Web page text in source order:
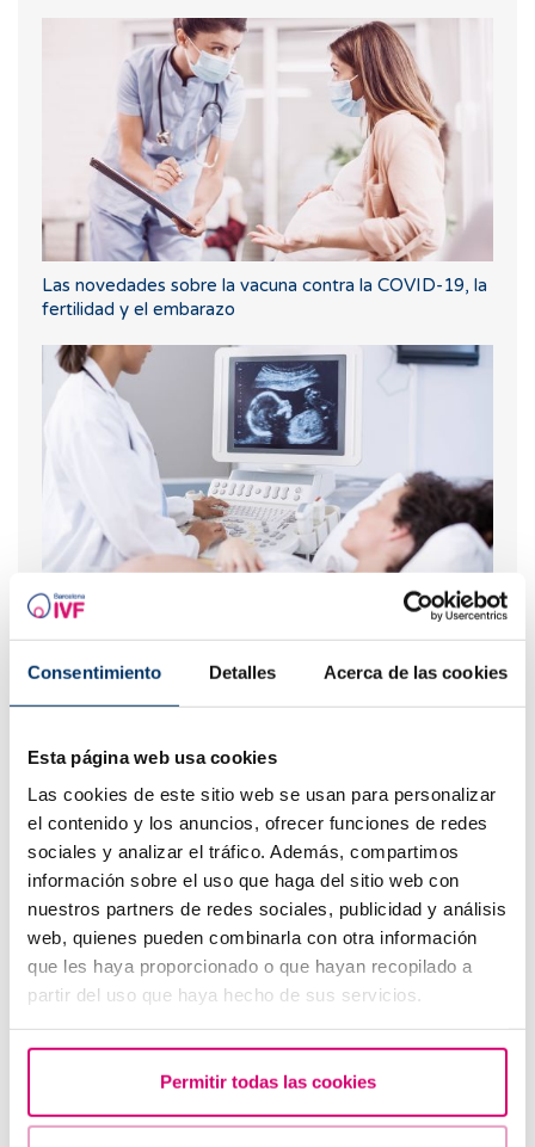
Consentimiento Detalles Acerca de las cookies
Esta página web usa cookies
Las cookies de este sitio web se usan para personalizar
el contenido y los anuncios, ofrecer funciones de redes
sociales y analizar el tráfico. Además, compartimos
información sobre el uso que haga del sitio web con
nuestros partners de redes sociales, publicidad y análisis
web, quienes pueden combinarla con otra información
que les haya proporcionado o que hayan recopilado a
partir del uso que haya hecho de sus servicios.
Permitir todas las cookies
Las novedades sobre la vacuna contra la COVID-19, la
fertilidad y el embarazo
Nuevos datos sobre fertilidad y COVID-19
Los más leídos
¿Qué hacer si hay retraso menstrual con un test de